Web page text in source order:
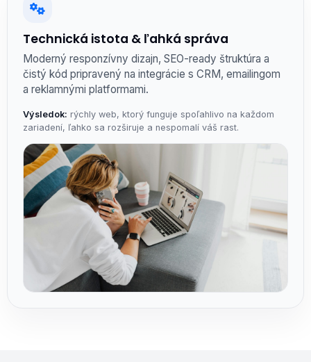
Technická istota & ľahká správa
Moderný responzívny dizajn, SEO-ready štruktúra a
čistý kód pripravený na integrácie s CRM, emailingom
a reklamnými platformami.
Výsledok: rýchly web, ktorý funguje spoľahlivo na každom
zariadení, ľahko sa rozširuje a nespomalí váš rast.